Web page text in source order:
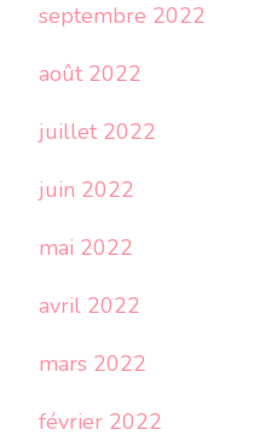
septembre 2022
août 2022
juillet 2022
juin 2022
mai 2022
avril 2022
mars 2022
février 2022